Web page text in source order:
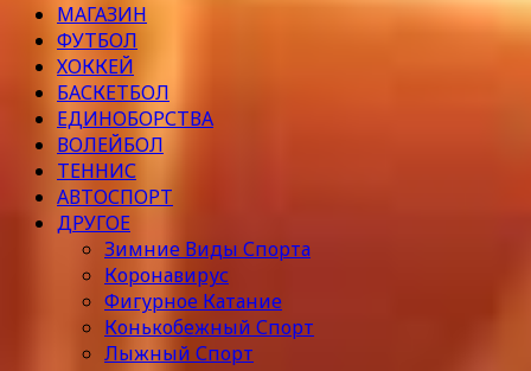
МАГАЗИН
ФУТБОЛ
ХОККЕЙ
БАСКЕТБОЛ
ЕДИНОБОРСТВА
ВОЛЕЙБОЛ
ТЕННИС
АВТОСПОРТ
ДРУГОЕ
Зимние Виды Спорта
Коронавирус
Фигурное Катание
Конькобежный Спорт
Лыжный Спорт